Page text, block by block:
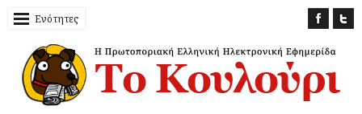
Ενότητες